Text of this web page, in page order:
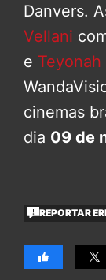
Danvers.
Vellani
e Teyonah
cinemas
dia 09 de
REPORTAR